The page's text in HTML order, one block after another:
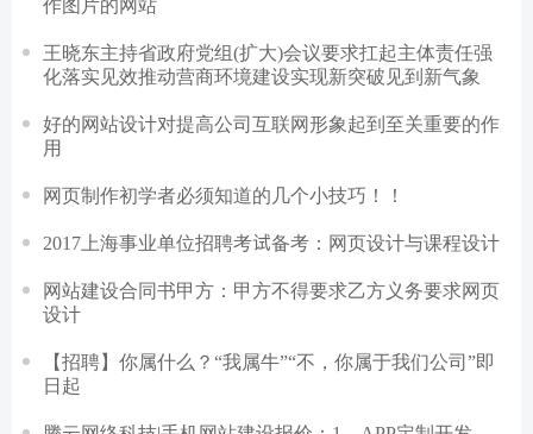
作图片的网站
王晓东主持省政府党组(扩大)会议要求扛起主体责任强
化落实见效推动营商环境建设实现新突破见到新气象
好的网站设计对提高公司互联网形象起到至关重要的作
用
网页制作初学者必须知道的几个小技巧！！
2017上海事业单位招聘考试备考：网页设计与课程设计
网站建设合同书甲方：甲方不得要求乙方义务要求网页
设计
【招聘】你属什么？“我属牛”“不，你属于我们公司”即
日起